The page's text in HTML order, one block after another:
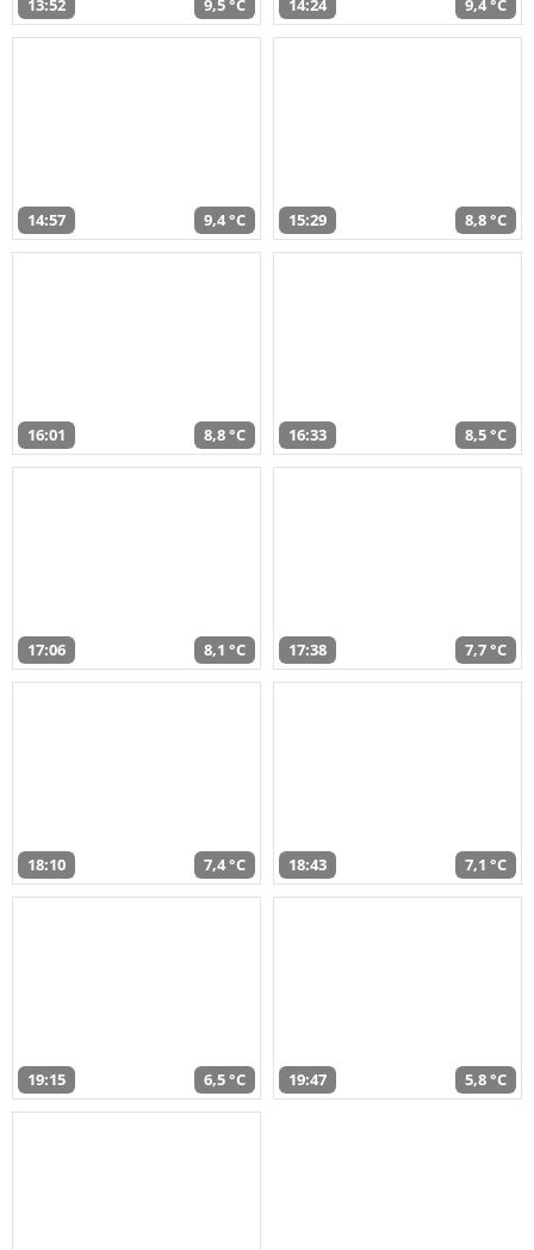
13:52 9,5 °C 14:24 9,4 °C
14:57 9,4 °C 15:29 8,8 °C
16:01 8,8 °C 16:33 8,5 °C
17:06 8,1 °C 17:38 7,7 °C
18:10 7,4 °C 18:43 7,1 °C
19:15 6,5 °C 19:47 5,8 °C